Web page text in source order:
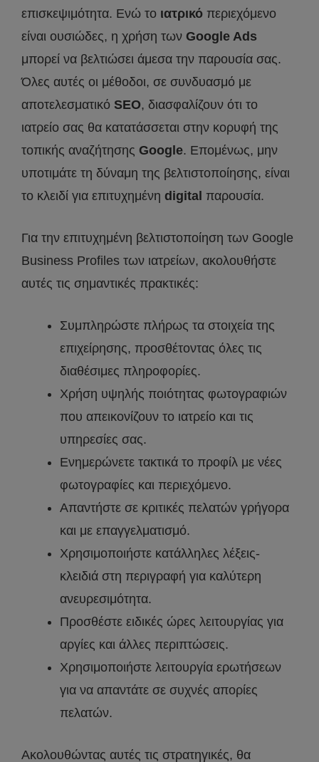
επισκεψιμότητα. Ενώ το ιατρικό περιεχόμενο
είναι ουσιώδες, η χρήση των Google Ads
μπορεί να βελτιώσει άμεσα την παρουσία σας.
Όλες αυτές οι μέθοδοι, σε συνδυασμό με
αποτελεσματικό SEO, διασφαλίζουν ότι το
ιατρείο σας θα κατατάσσεται στην κορυφή της
τοπικής αναζήτησης Google. Επομένως, μην
υποτιμάτε τη δύναμη της βελτιστοποίησης, είναι
το κλειδί για επιτυχημένη digital παρουσία.
Για την επιτυχημένη βελτιστοποίηση των Google
Business Profiles των ιατρείων, ακολουθήστε
αυτές τις σημαντικές πρακτικές:
Συμπληρώστε πλήρως τα στοιχεία της
επιχείρησης, προσθέτοντας όλες τις
διαθέσιμες πληροφορίες.
Χρήση υψηλής ποιότητας φωτογραφιών
που απεικονίζουν το ιατρείο και τις
υπηρεσίες σας.
Ενημερώνετε τακτικά το προφίλ με νέες
φωτογραφίες και περιεχόμενο.
Απαντήστε σε κριτικές πελατών γρήγορα
και με επαγγελματισμό.
Χρησιμοποιήστε κατάλληλες λέξεις-
κλειδιά στη περιγραφή για καλύτερη
ανευρεσιμότητα.
Προσθέστε ειδικές ώρες λειτουργίας για
αργίες και άλλες περιπτώσεις.
Χρησιμοποιήστε λειτουργία ερωτήσεων
για να απαντάτε σε συχνές απορίες
πελατών.
Ακολουθώντας αυτές τις στρατηγικές, θα